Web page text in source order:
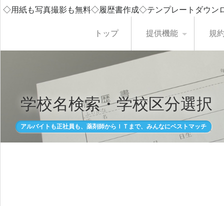
◇用紙も写真撮影も無料◇履歴書作成◇テンプレートダウ
トップ 提供機能 規
学校名検索・学校区分選択
アルバイトも正社員も、薬剤師からＩＴまで、みんなにベストマッチ